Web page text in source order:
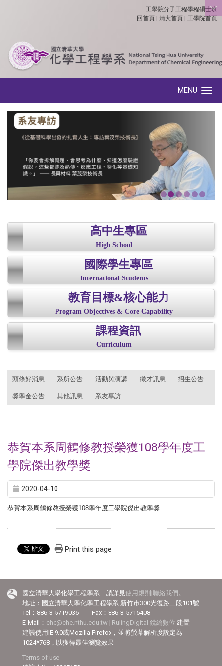
:::
工學院分子工程學程碩士班
回首頁
清大首頁 工學院首頁
MENU
高中生專區
High School
國際學生專區
International Students
教育目標&核心能力
Program Objectives & Core Capability
課程資訊
Curriculum
頭條好消息 系所公告 活動與演講 徵才訊息 招生公告
獎學金公告 其他訊息 系友專訪
恭賀本系周鶴修教授榮獲108學年度工
學院傑出教學獎
2020-04-10
恭賀本系周鶴修教授榮獲108學年度工學院傑出教學獎
Print this page
國立清華大學化學工程學系 請詳見使用規則 |聯絡我們 。
地址：國立清華大學化學工程學系 新竹市300光復路二段101號
Tel：886-3-5719036 Fax：886-3-5715408
E-Mail： che@che.nthu.edu.tw | RulingDigital 銳綸數位 建置
建議使用IE 9.0或Mozilla Firefox，並將螢幕解析度設定為
1024*768，以獲得最佳瀏覽效果
Terms of use